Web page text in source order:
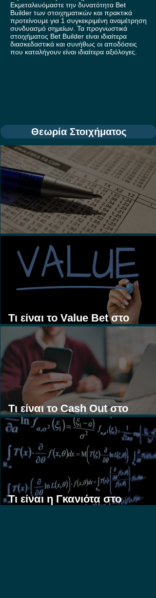
Εκμεταλευόμαστε την δυνατότητα Bet
Builder των στοιχηματικών και πρακτικά
προτείνουμε για 1 συγκεκριμένη αναμέτρηση
συνδυασμό σημείων. Τα προγνωστικά
στοιχήματος Bet Builder είναι ιδιαίτερα
διασκεδαστικά και συνήθως οι αποδόσεις
που καταλήγουν είναι ιδιαίτερα αξιόλογες.
Θεωρία Στοιχήματος
Τι είναι τα Ασιατικά Χάντικαπ;
Τι είναι το Value Bet στο
Στοίχημα;
Τι είναι το Cash Out στο
Στοίχημα;
Τι είναι η Γκανιότα στο